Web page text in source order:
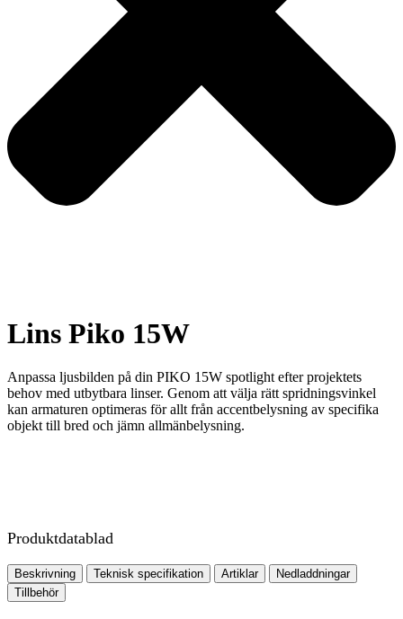
Lins Piko 15W
Anpassa ljusbilden på din PIKO 15W spotlight efter projektets
behov med utbytbara linser. Genom att välja rätt spridningsvinkel
kan armaturen optimeras för allt från accentbelysning av specifika
objekt till bred och jämn allmänbelysning.
Produktdatablad
Beskrivning Teknisk specifikation Artiklar
Nedladdningar
Tillbehör